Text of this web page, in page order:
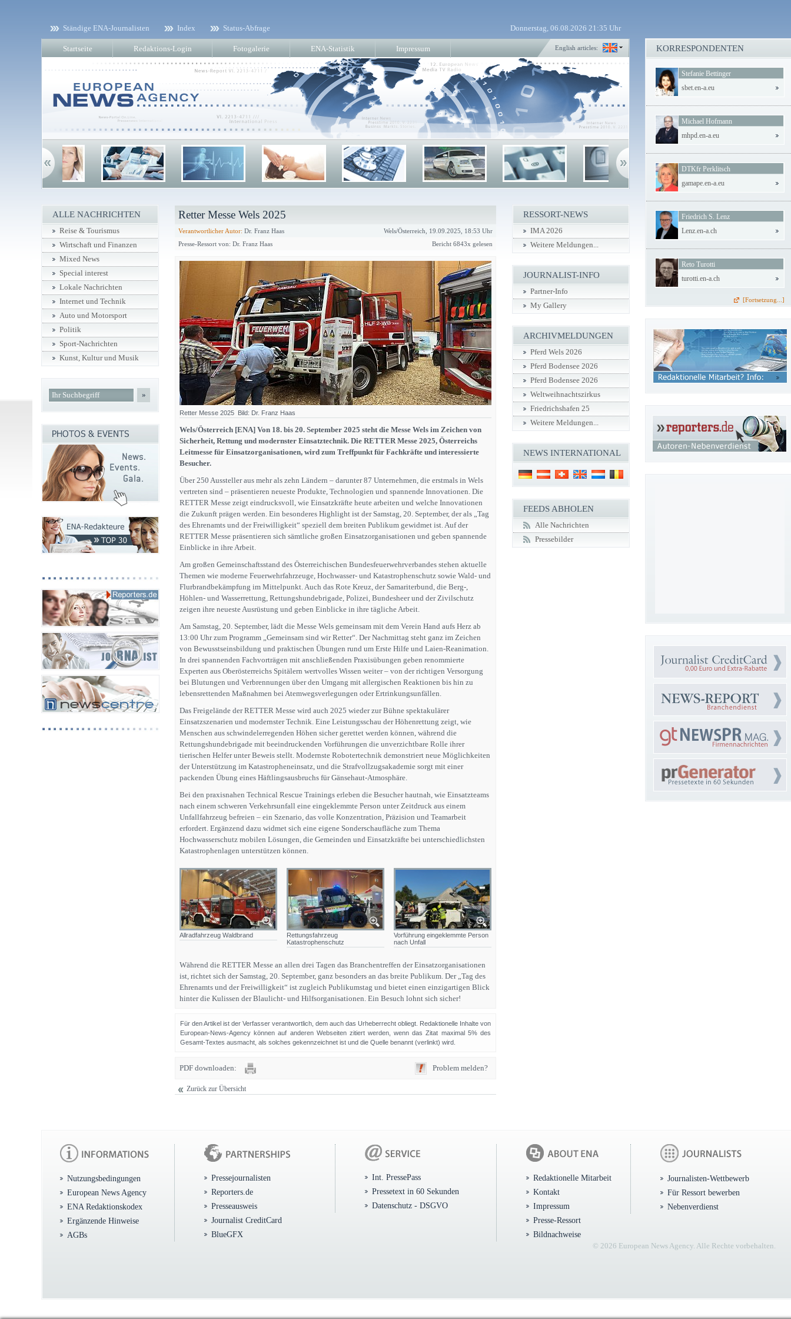
Ständige ENA-Journalisten Index Status-Abfrage Donnerstag, 06.08.2026 21:35 Uhr
Startseite Redaktions-Login Fotogalerie ENA-Statistik Impressum English articles:
Retter Messe Wels 2025
Verantwortlicher Autor: Dr. Franz Haas
Wels/Österreich, 19.09.2025, 18:53 Uhr
Presse-Ressort von: Dr. Franz Haas
Bericht 6843x gelesen
Retter Messe 2025 Bild: Dr. Franz Haas
Wels/Österreich [ENA] Von 18. bis 20. September 2025 steht die Messe Wels im Zeichen von
Sicherheit, Rettung und modernster Einsatztechnik. Die RETTER Messe 2025, Österreichs
Leitmesse für Einsatzorganisationen, wird zum Treffpunkt für Fachkräfte und interessierte
Besucher.
Über 250 Aussteller aus mehr als zehn Ländern – darunter 87 Unternehmen, die erstmals in Wels
vertreten sind – präsentieren neueste Produkte, Technologien und spannende Innovationen. Die
RETTER Messe zeigt eindrucksvoll, wie Einsatzkräfte heute arbeiten und welche Innovationen
die Zukunft prägen werden. Ein besonderes Highlight ist der Samstag, 20. September, der als „Tag
des Ehrenamts und der Freiwilligkeit“ speziell dem breiten Publikum gewidmet ist. Auf der
RETTER Messe präsentieren sich sämtliche großen Einsatzorganisationen und geben spannende
Einblicke in ihre Arbeit.
Am großen Gemeinschaftsstand des Österreichischen Bundesfeuerwehrverbandes stehen aktuelle
Themen wie moderne Feuerwehrfahrzeuge, Hochwasser- und Katastrophenschutz sowie Wald- und
Flurbrandbekämpfung im Mittelpunkt. Auch das Rote Kreuz, der Samariterbund, die Berg-,
Höhlen- und Wasserrettung, Rettungshundebrigade, Polizei, Bundesheer und der Zivilschutz
zeigen ihre neueste Ausrüstung und geben Einblicke in ihre tägliche Arbeit.
Am Samstag, 20. September, lädt die Messe Wels gemeinsam mit dem Verein Hand aufs Herz ab
13:00 Uhr zum Programm „Gemeinsam sind wir Retter“. Der Nachmittag steht ganz im Zeichen
von Bewusstseinsbildung und praktischen Übungen rund um Erste Hilfe und Laien-Reanimation.
In drei spannenden Fachvorträgen mit anschließenden Praxisübungen geben renommierte
Experten aus Oberösterreichs Spitälern wertvolles Wissen weiter – von der richtigen Versorgung
bei Blutungen und Verbrennungen über den Umgang mit allergischen Reaktionen bis hin zu
lebensrettenden Maßnahmen bei Atemwegsverlegungen oder Ertrinkungsunfällen.
Das Freigelände der RETTER Messe wird auch 2025 wieder zur Bühne spektakulärer
Einsatzszenarien und modernster Technik. Eine Leistungsschau der Höhenrettung zeigt, wie
Menschen aus schwindelerregenden Höhen sicher gerettet werden können, während die
Rettungshundebrigade mit beeindruckenden Vorführungen die unverzichtbare Rolle ihrer
tierischen Helfer unter Beweis stellt. Modernste Robotertechnik demonstriert neue Möglichkeiten
der Unterstützung im Katastropheneinsatz, und die Strafvollzugsakademie sorgt mit einer
packenden Übung eines Häftlingsausbruchs für Gänsehaut-Atmosphäre.
Bei den praxisnahen Technical Rescue Trainings erleben die Besucher hautnah, wie Einsatzteams
nach einem schweren Verkehrsunfall eine eingeklemmte Person unter Zeitdruck aus einem
Unfallfahrzeug befreien – ein Szenario, das volle Konzentration, Präzision und Teamarbeit
erfordert. Ergänzend dazu widmet sich eine eigene Sonderschaufläche zum Thema
Hochwasserschutz mobilen Lösungen, die Gemeinden und Einsatzkräfte bei unterschiedlichsten
Katastrophenlagen unterstützen können.
Allradfahrzeug Waldbrand
Rettungsfahrzeug
Katastrophenschutz
Vorführung eingeklemmte Person
nach Unfall
Während die RETTER Messe an allen drei Tagen das Branchentreffen der Einsatzorganisationen
ist, richtet sich der Samstag, 20. September, ganz besonders an das breite Publikum. Der „Tag des
Ehrenamts und der Freiwilligkeit“ ist zugleich Publikumstag und bietet einen einzigartigen Blick
hinter die Kulissen der Blaulicht- und Hilfsorganisationen. Ein Besuch lohnt sich sicher!
Für den Artikel ist der Verfasser verantwortlich, dem auch das Urheberrecht obliegt. Redaktionelle Inhalte von
European-News-Agency können auf anderen Webseiten zitiert werden, wenn das Zitat maximal 5% des
Gesamt-Textes ausmacht, als solches gekennzeichnet ist und die Quelle benannt (verlinkt) wird.
PDF downloaden: Problem melden?
Zurück zur Übersicht
ALLE NACHRICHTEN
Reise & Tourismus
Wirtschaft und Finanzen
Mixed News
Special interest
Lokale Nachrichten
Internet und Technik
Auto und Motorsport
Politik
Sport-Nachrichten
Kunst, Kultur und Musik
»
RESSORT-NEWS
IMA 2026
Weitere Meldungen...
JOURNALIST-INFO
Partner-Info
My Gallery
ARCHIVMELDUNGEN
Pferd Wels 2026
Pferd Bodensee 2026
Pferd Bodensee 2026
Weltweihnachtszirkus
Friedrichshafen 25
Weitere Meldungen...
NEWS INTERNATIONAL
FEEDS ABHOLEN
Alle Nachrichten
Pressebilder
KORRESPONDENTEN
Stefanie Bettinger
sbet.en-a.eu
Michael Hofmann
mhpd.en-a.eu
DTKfr Perklitsch
gamape.en-a.eu
Friedrich S. Lenz
Lenz.en-a.ch
Reto Turotti
turotti.en-a.ch
[Fortsetzung...]
Nutzungsbedingungen
European News Agency
ENA Redaktionskodex
Ergänzende Hinweise
AGBs
Pressejournalisten
Reporters.de
Presseausweis
Journalist CreditCard
BlueGFX
Int. PressePass
Pressetext in 60 Sekunden
Datenschutz - DSGVO
Redaktionelle Mitarbeit
Kontakt
Impressum
Presse-Ressort
Bildnachweise
Journalisten-Wettbewerb
Für Ressort bewerben
Nebenverdienst
© 2026 European News Agency. Alle Rechte vorbehalten.